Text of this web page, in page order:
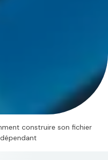
construire son fichier